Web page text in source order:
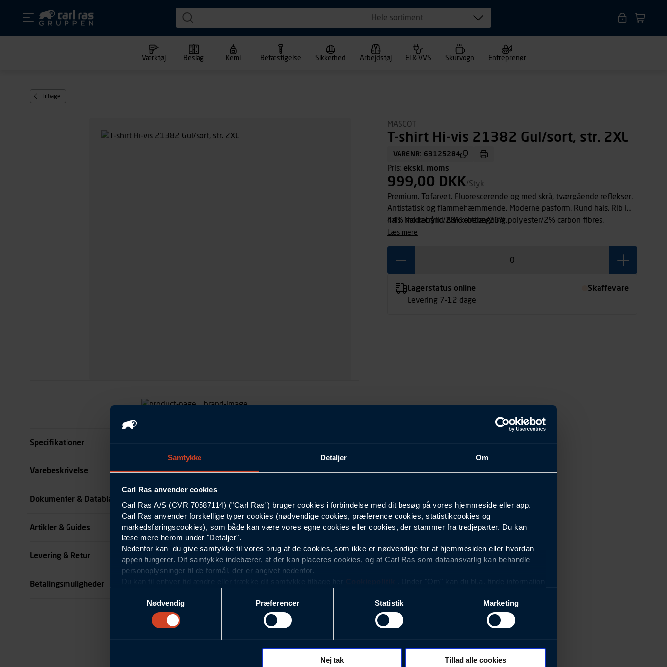
Samtykke Detaljer Om
Carl Ras anvender cookies
Carl Ras A/S (CVR 70587114) ("Carl Ras") bruger cookies i forbindelse med dit besøg på vores hjemmeside eller app.
Carl Ras anvender forskellige typer cookies (nødvendige cookies, præference cookies, statistikcookies og
markedsføringscookies), som både kan være vores egne cookies eller cookies, der stammer fra tredjeparter. Du kan
læse mere herom under "Detaljer".
Nedenfor kan du give samtykke til vores brug af de cookies, som ikke er nødvendige for at hjemmesiden eller hvordan
appen fungerer. Dit samtykke indebærer, at der kan placeres cookies, og at Carl Ras som dataansvarlig kan behandle
personoplysninger til de formål, der er angivet nedenfor.
Du kan til enhver tid ændre eller trække dit samtykke tilbage her
. Under "Om" kan du bl.a. finde information
Statistikcookies
Carl Ras anvender statistikcookies med det formål at optimere design, brugervenlighed og effektiviteten af vores
hjemmeside og apps, herunder analyser af, hvilke oplysninger der er mest populære, og som derfor skal være nemme at
færden på siderne, tidspunkt, hvad der klikkes på, sider/indhold der besøges, browsertype, søgeord, IP-adresse,
informationer om enhedstype (computer, smartphone mv.) samt de features, der anvendes.
Nødvendig
Præferencer Statistik Marketing
Nej tak Tillad alle cookies
Hele sortiment
Værktøj Beslag Kemi Befæstigelse Sikkerhed Arbejdstøj El & VVS Skurvogn Entreprenør
Tilbage
Specifikationer
Størrelse
Herre
se all specifikationer
Varebeskrivelse
Dokumenter & Datablade
Artikler & Guides
Levering & Retur
Betalingsmuligheder
MASCOT
T-shirt Hi-vis 21382 Gul/sort, str. 2XL
VARENR: 63125284
Pris: ekskl. moms
999,00 DKK/Styk
Premium. Tofarvet. Fluorescerende og med skrå, tværgående reflekser.
Antistatisk og flammehæmmende. Moderne pasform. Rund hals. Rib i
hals. Nakkebånd. Nakkebelægning.
44% modacrylic/28% cotton/26% polyester/2% carbon fibres.
læs mere
Lagerstatus online
Levering 7-12 dage
Skaffevare